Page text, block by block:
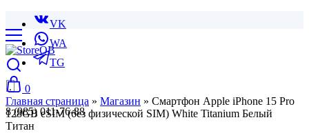
VK
WA
TG
8 (985) 011-76-88
0
Главная страница » Магазин » Смартфон Apple iPhone 15 Pro
128GB eSIM (без физической SIM) White Titanium Белый
Титан